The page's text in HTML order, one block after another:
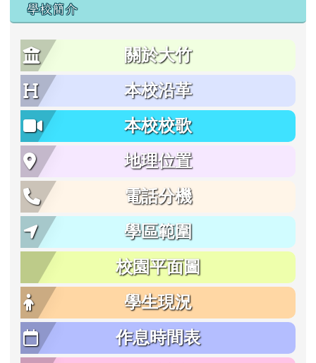
學校簡介
關於大竹
本校沿革
本校校歌
地理位置
電話分機
學區範圍
校園平面圖
學生現況
作息時間表